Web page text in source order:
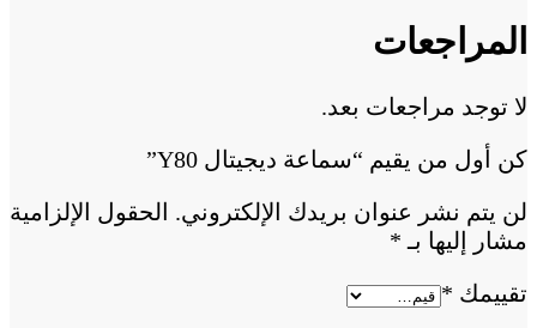
المراجعات
لا توجد مراجعات بعد.
كن أول من يقيم “سماعة ديجيتال Y80”
لن يتم نشر عنوان بريدك الإلكتروني. الحقول الإلزامية
مشار إليها بـ *
تقييمك *